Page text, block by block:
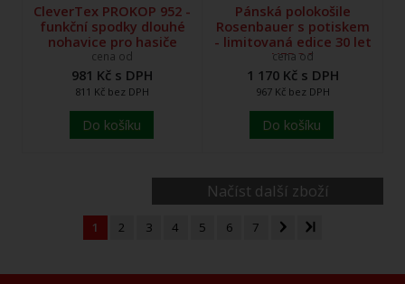
CleverTex PROKOP 952 -
funkční spodky dlouhé
nohavice pro hasiče
cena od
981 Kč s DPH
811 Kč bez DPH
Do košíku
Pánská polokošile
Rosenbauer s potiskem
- limitovaná edice 30 let
HEROS
cena od
1 170 Kč s DPH
967 Kč bez DPH
Do košíku
Načíst další zboží
1 2 3 4 5 6 7